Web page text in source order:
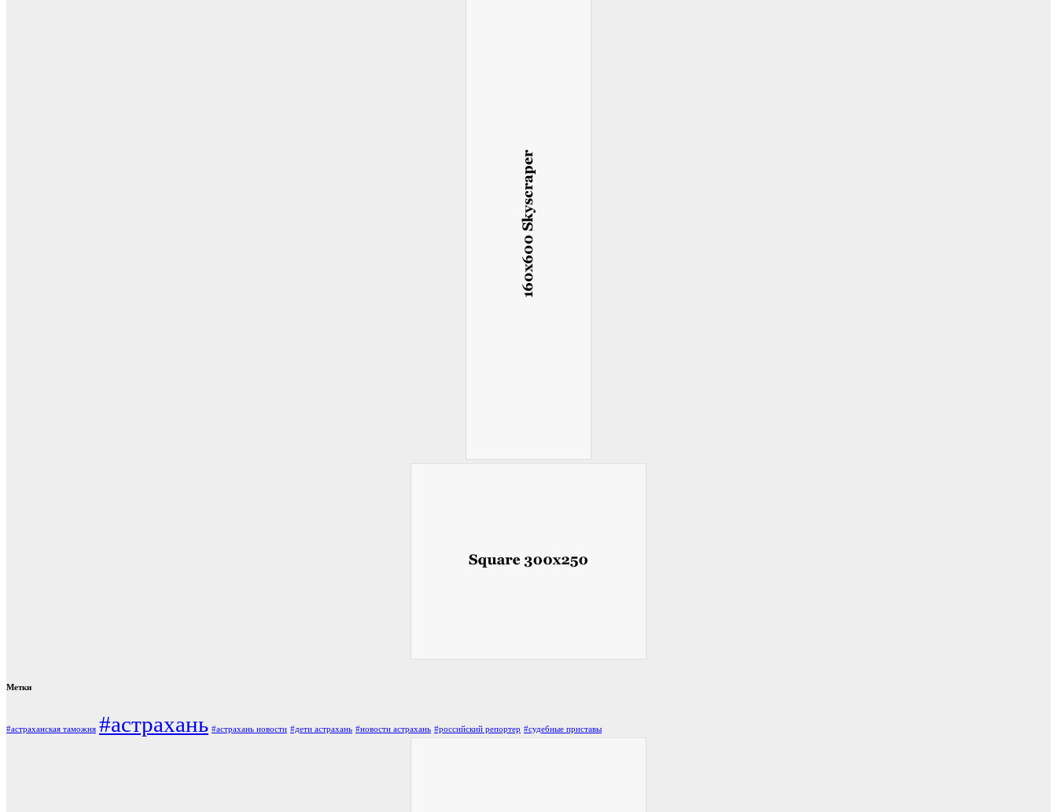
Метки
#астраханская таможня #астрахань #астрахань новости #дети астрахань #новости астрахань #российский репортер #судебные приставы